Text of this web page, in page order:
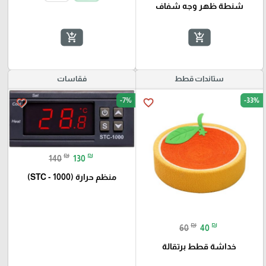
شنطة ظهر وجه شفاف
add_shopping_cart
add_shopping_cart
ستاندات قطط
favorite_border -33%
60 ₪ 40 ₪
خداشة قطط برتقالة
فقاسات
favorite_border -7%
140 ₪ 130 ₪
منظم حرارة (STC - 1000)